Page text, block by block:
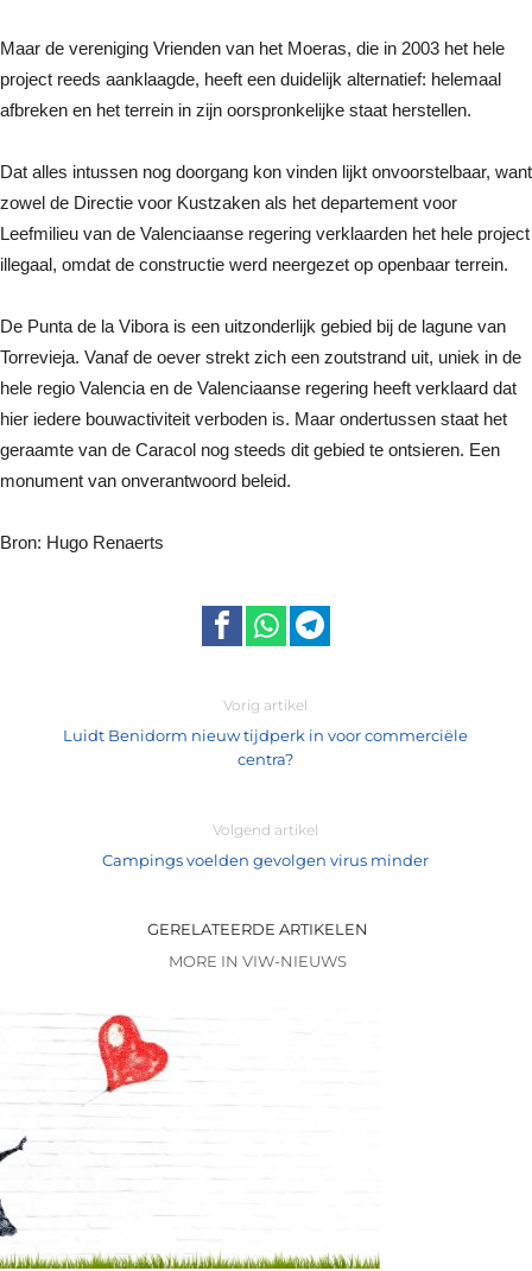
Maar de vereniging Vrienden van het Moeras, die in 2003 het hele
project reeds aanklaagde, heeft een duidelijk alternatief: helemaal
afbreken en het terrein in zijn oorspronkelijke staat herstellen.
Dat alles intussen nog doorgang kon vinden lijkt onvoorstelbaar, want
zowel de Directie voor Kustzaken als het departement voor
Leefmilieu van de Valenciaanse regering verklaarden het hele project
illegaal, omdat de constructie werd neergezet op openbaar terrein.
De Punta de la Vibora is een uitzonderlijk gebied bij de lagune van
Torrevieja. Vanaf de oever strekt zich een zoutstrand uit, uniek in de
hele regio Valencia en de Valenciaanse regering heeft verklaard dat
hier iedere bouwactiviteit verboden is. Maar ondertussen staat het
geraamte van de Caracol nog steeds dit gebied te ontsieren. Een
monument van onverantwoord beleid.
Bron: Hugo Renaerts
Vorig artikel
Luidt Benidorm nieuw tijdperk in voor commerciële
centra?
Volgend artikel
Campings voelden gevolgen virus minder
GERELATEERDE ARTIKELEN
MORE IN VIW-NIEUWS